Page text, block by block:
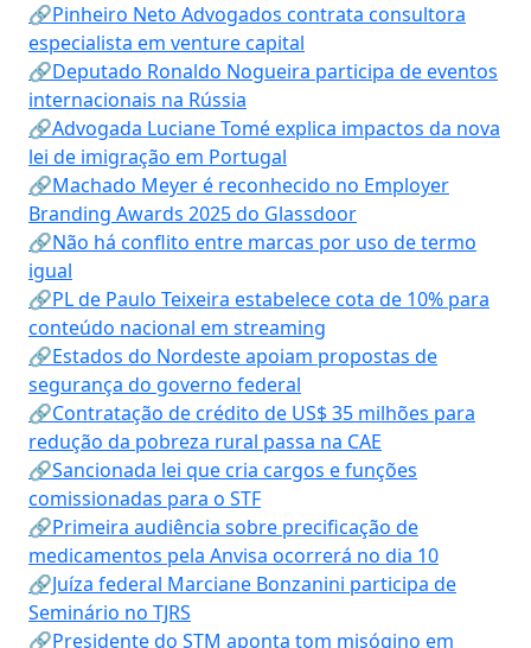
🔗Pinheiro Neto Advogados contrata consultora
especialista em venture capital
🔗Deputado Ronaldo Nogueira participa de eventos
internacionais na Rússia
🔗Advogada Luciane Tomé explica impactos da nova
lei de imigração em Portugal
🔗Machado Meyer é reconhecido no Employer
Branding Awards 2025 do Glassdoor
🔗Não há conflito entre marcas por uso de termo
igual
🔗PL de Paulo Teixeira estabelece cota de 10% para
conteúdo nacional em streaming
🔗Estados do Nordeste apoiam propostas de
segurança do governo federal
🔗Contratação de crédito de US$ 35 milhões para
redução da pobreza rural passa na CAE
🔗Sancionada lei que cria cargos e funções
comissionadas para o STF
🔗Primeira audiência sobre precificação de
medicamentos pela Anvisa ocorrerá no dia 10
🔗Juíza federal Marciane Bonzanini participa de
Seminário no TJRS
🔗Presidente do STM aponta tom misógino em